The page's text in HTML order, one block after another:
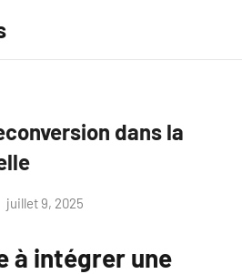
dans la
juillet 9, 2025
à intégrer une